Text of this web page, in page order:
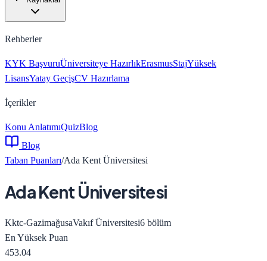
Rehberler
KYK BaşvuruÜniversiteye HazırlıkErasmusStajYüksek
LisansYatay GeçişCV Hazırlama
İçerikler
Konu AnlatımıQuizBlog
Blog
Taban Puanları/Ada Kent Üniversitesi
Ada Kent Üniversitesi
Kktc-GazimağusaVakıf Üniversitesi6 bölüm
En Yüksek Puan
453.04